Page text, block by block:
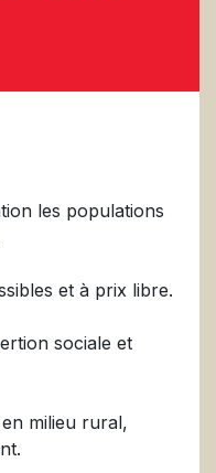
les populations
et à prix libre.
sociale et
milieu rural,